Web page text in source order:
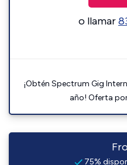
o llamar
¡Obtén Spectrum Gig
año! Oferta
75%